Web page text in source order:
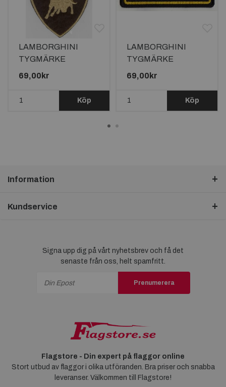
LAMBORGHINI
TYGMÄRKE
92x80mm
69,00kr
Köp
LAMBORGHINI
TYGMÄRKE
122x52mm
69,00kr
Köp
Information
Kundservice
Signa upp dig på vårt nyhetsbrev och få det
senaste från oss, helt spamfritt.
Prenumerera
Flagstore - Din expert på flaggor online
Stort utbud av flaggor i olika utföranden. Bra priser och snabba
leveranser. Välkommen till Flagstore!